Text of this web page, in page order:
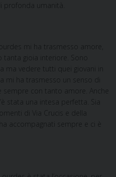
profonda umanità.
mi ha trasmesso amore,
gioia interiore. Sono
ma vedere tutti quei giovani in
mi ha trasmesso un senso di
con tanto amore. Anche
stata una intesa perfetta. Sia
di Via Crucis e della
accompagnati sempre e ci è